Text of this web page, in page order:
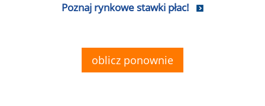
Poznaj rynkowe stawki płac!
oblicz ponownie